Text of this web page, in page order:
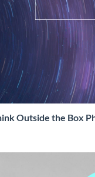
Outside the Box